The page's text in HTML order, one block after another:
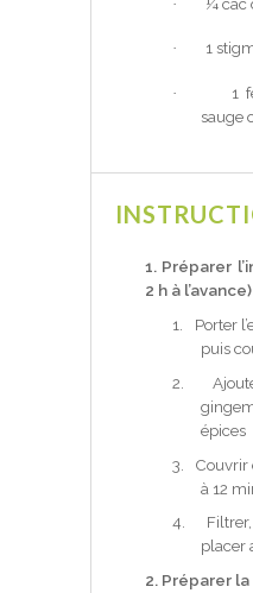
·
· 1
·
1
sauge
1. Préparer
2 h à l’avance)
1.
Porter
puis
2.
épices
3.
Couvrir
à 12
4.
placer
2. Préparer